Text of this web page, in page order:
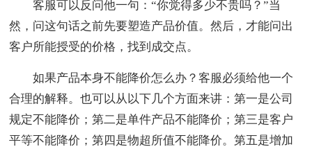
客服可以反问他一句：“你觉得多少不贵吗？”当
然，问这句话之前先要塑造产品价值。然后，才能问出
客户所能授受的价格，找到成交点。
如果产品本身不能降价怎么办？客服必须给他一个
合理的解释。也可以从以下几个方面来讲：第一是公司
规定不能降价；第二是单件产品不能降价；第三是客户
平等不能降价；第四是物超所值不能降价。第五是增加